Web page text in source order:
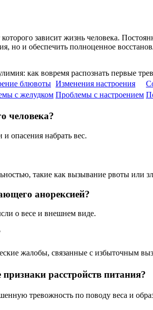
зависит жизнь человека.
но и обеспечить полноценное
блювоты Изменения настроения
с желудком Проблемы с настроением
человека?
опасения набрать вес.
такие как вызывание рвоты или
анорексией?
о весе и внешнем виде.
жалобы, связанные с избыточным
расстройств питания?
тревожность по поводу веса и